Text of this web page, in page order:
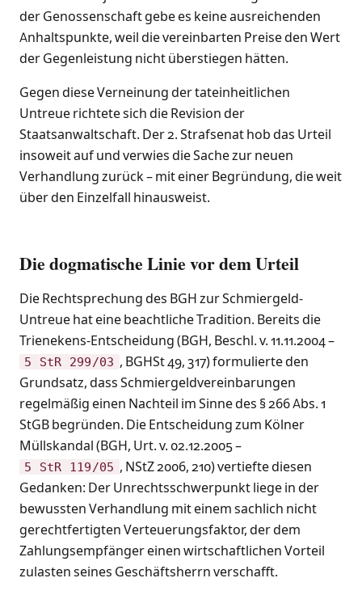
der Genossenschaft gebe es keine ausreichenden
Anhaltspunkte, weil die vereinbarten Preise den Wert
der Gegenleistung nicht überstiegen hätten.
Gegen diese Verneinung der tateinheitlichen
Untreue richtete sich die Revision der
Staatsanwaltschaft. Der 2. Strafsenat hob das Urteil
insoweit auf und verwies die Sache zur neuen
Verhandlung zurück – mit einer Begründung, die weit
über den Einzelfall hinausweist.
Die dogmatische Linie vor dem Urteil
Die Rechtsprechung des BGH zur Schmiergeld-
Untreue hat eine beachtliche Tradition. Bereits die
Trienekens-Entscheidung (BGH, Beschl. v. 11.11.2004 –
5 StR 299/03 , BGHSt 49, 317) formulierte den
Grundsatz, dass Schmiergeldvereinbarungen
regelmäßig einen Nachteil im Sinne des § 266 Abs. 1
StGB begründen. Die Entscheidung zum Kölner
Müllskandal (BGH, Urt. v. 02.12.2005 –
5 StR 119/05 , NStZ 2006, 210) vertiefte diesen
Gedanken: Der Unrechtsschwerpunkt liege in der
bewussten Verhandlung mit einem sachlich nicht
gerechtfertigten Verteuerungsfaktor, der dem
Zahlungsempfänger einen wirtschaftlichen Vorteil
zulasten seines Geschäftsherrn verschafft.